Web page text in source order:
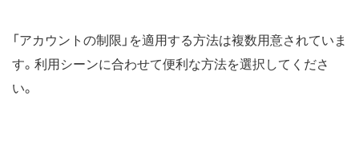
「アカウントの制限」を適用する方法は複数用意されていま
す。利用シーンに合わせて便利な方法を選択してくださ
い。